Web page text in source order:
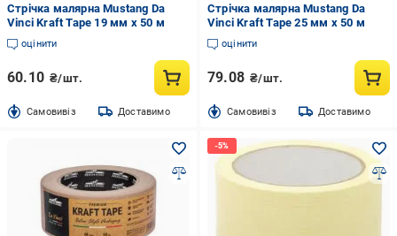
Стрічка малярна Mustang Da
Vinci Kraft Tape 19 мм x 50 м
оцінити
60.10 ₴/шт.
Cамовивіз Доставимо
Стрічка малярна Mustang Da
Vinci Kraft Tape 25 мм x 50 м
оцінити
79.08 ₴/шт.
Cамовивіз Доставимо